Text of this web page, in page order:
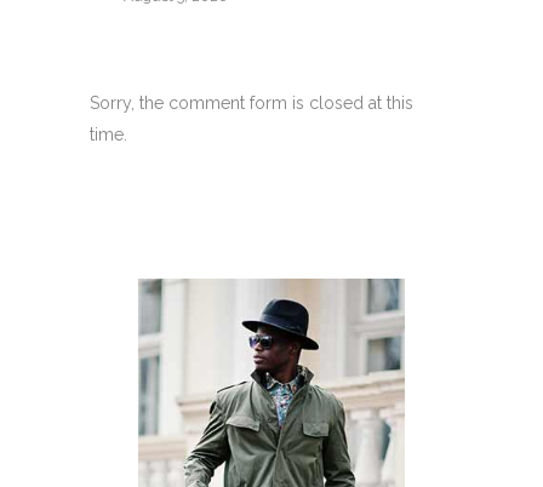
Sorry, the comment form is closed at this
time.